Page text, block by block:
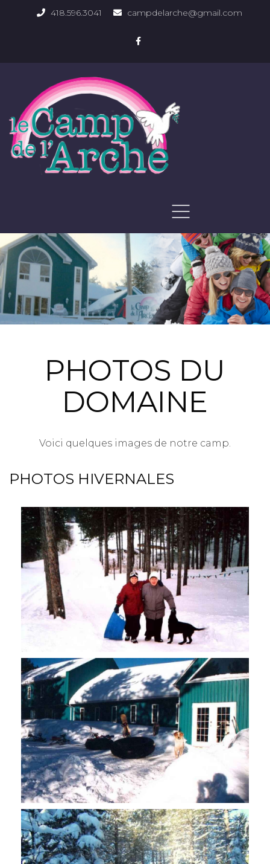
418.596.3041 campdelarche@gmail.com
PHOTOS DU DOMAINE
PHOTOS DU
DOMAINE
Voici quelques images de notre camp.
PHOTOS HIVERNALES